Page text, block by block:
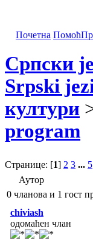
Почетна Помоћ
Српски
Srpski
култури
program
Странице: [1] 2 3 ... 5
Аутор
0 чланова и 1 гост
chiviash
одомаћен члан